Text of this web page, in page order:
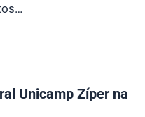
Unicamp Zíper na